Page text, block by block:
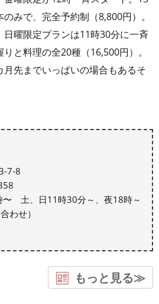
みで、完全予約制（8,800円）。
曜限定プランは11時30分に一斉
と料理の全20種（16,500円）。
先までいっぱいの場合もあるそ
7-8
〜 土、日11時30分～、夜18時～
わせ）
もっと見る≫